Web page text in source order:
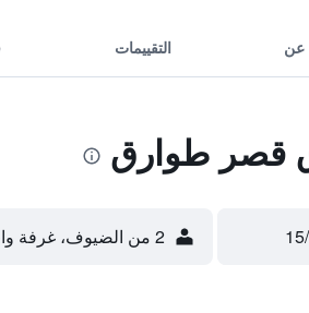
عن التقييمات
قصر طوارق
2 من الضيوف، غرفة واحدة